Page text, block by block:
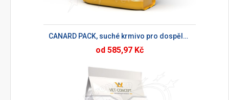
CANARD PACK, suché krmivo pro dospělé psy
od 585,97 Kč